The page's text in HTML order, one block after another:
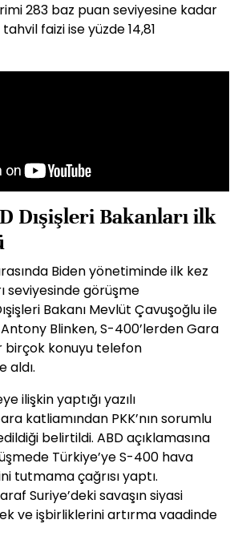
283 baz puan seviyesine kadar
faizi ise yüzde 14,81
Dışişleri Bakanları ilk
Biden yönetiminde ilk kez
seviyesinde görüşme
Bakanı Mevlüt Çavuşoğlu ile
Antony Blinken, S-400’lerden Gara
birçok konuyu telefon
aldı.
ilişkin yaptığı yazılı
katliamından PKK’nın sorumlu
belirtildi. ABD açıklamasına
Türkiye’ye S-400 hava
tutmama çağrısı yaptı.
Suriye’deki savaşın siyasi
ve işbirliklerini artırma vaadinde